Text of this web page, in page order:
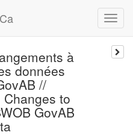
à
données
//
Changes to
GovAB